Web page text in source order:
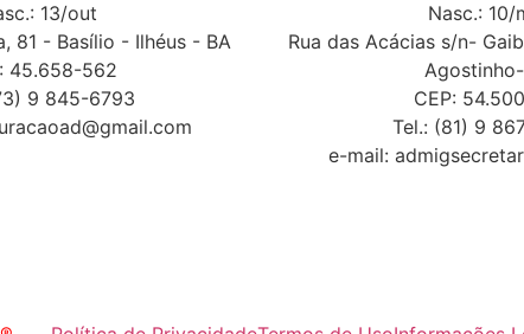
13/out
81 - Basílio - Ilhéus - BA
45.658-562
9 845-6793
Nasc.: 10/
Rua das Acácias s/n-
CEP:
Tel.: (81) 9
e-mail: